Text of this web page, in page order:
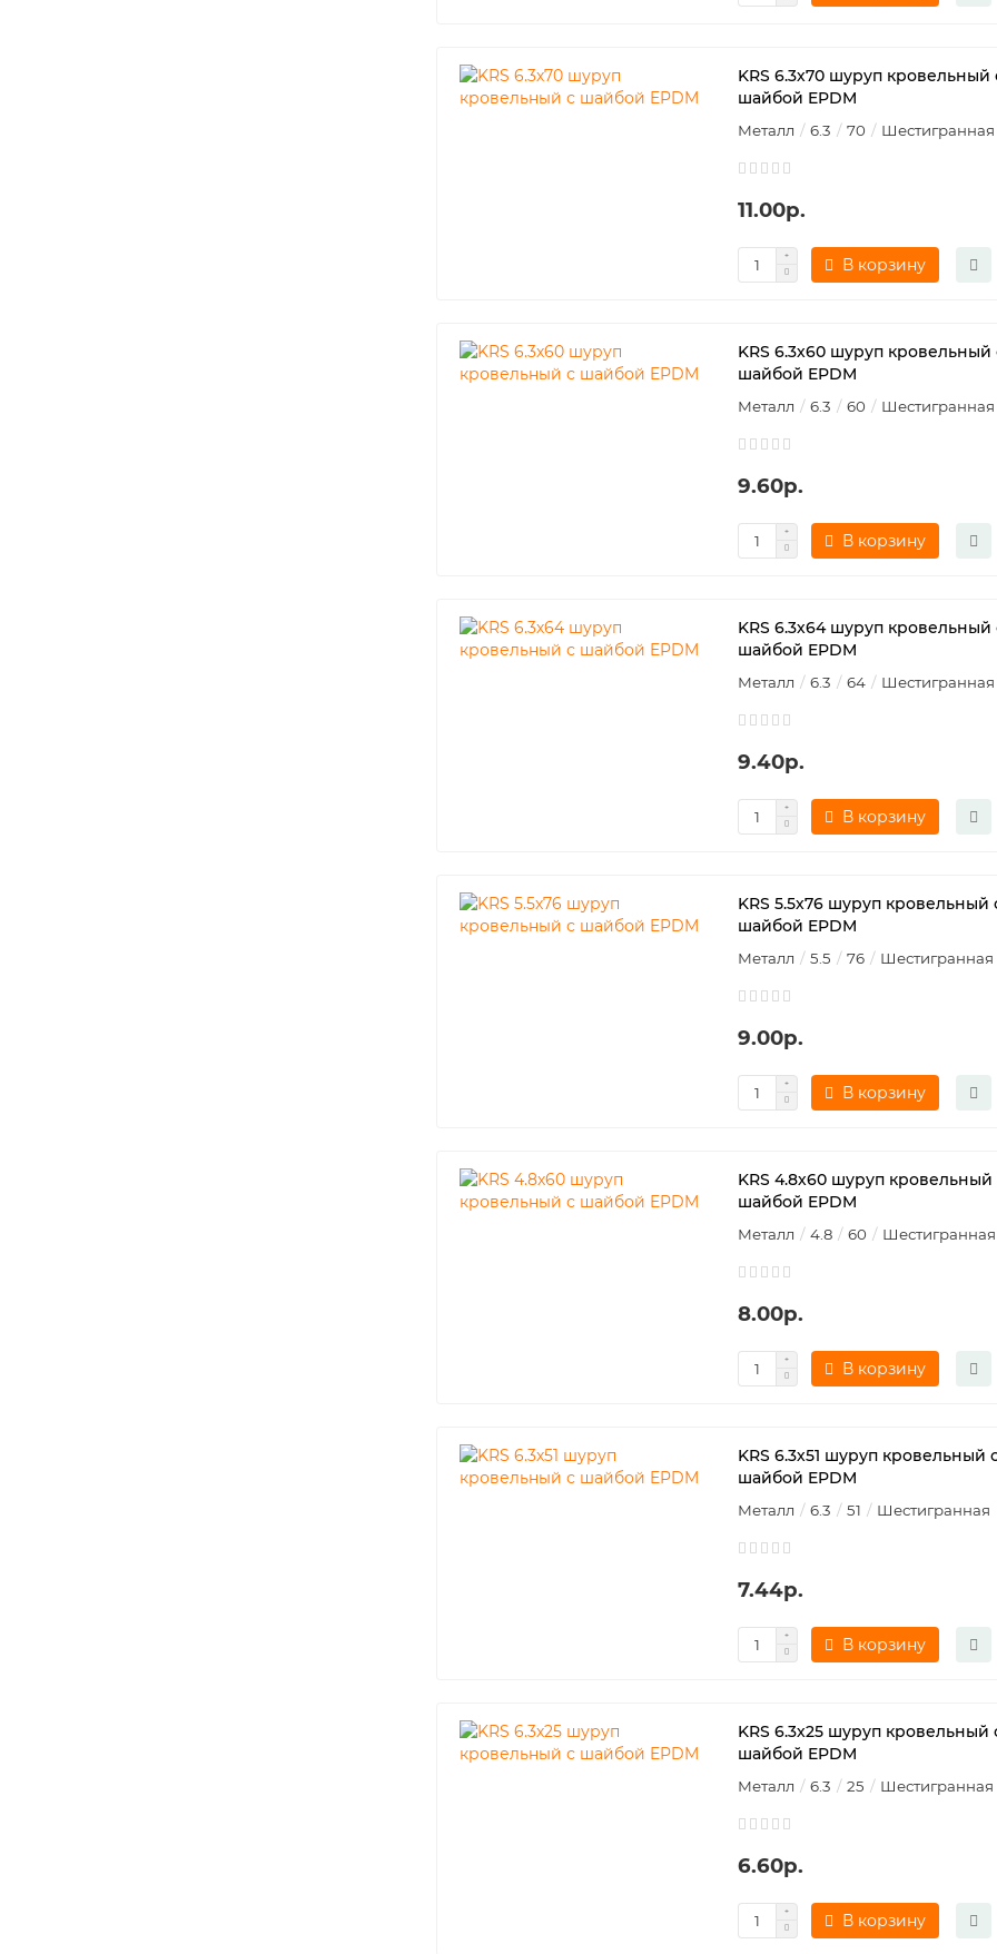
KRS 6.3х70 шуруп кровельный
шайбой EPDM
Металл 6.3 70 Шестигранная
11.00р.
В корзину
KRS 6.3х60 шуруп кровельный
шайбой EPDM
Металл 6.3 60 Шестигранная
9.60р.
В корзину
KRS 6.3х64 шуруп кровельный
шайбой EPDM
Металл 6.3 64 Шестигранная
9.40р.
В корзину
KRS 5.5х76 шуруп кровельный
шайбой EPDM
Металл 5.5 76 Шестигранная
9.00р.
В корзину
KRS 4.8х60 шуруп кровельный
шайбой EPDM
Металл 4.8 60 Шестигранная
8.00р.
В корзину
KRS 6.3х51 шуруп кровельный
шайбой EPDM
Металл 6.3 51 Шестигранная
7.44р.
В корзину
KRS 6.3х25 шуруп кровельный
шайбой EPDM
Металл 6.3 25 Шестигранная
6.60р.
В корзину